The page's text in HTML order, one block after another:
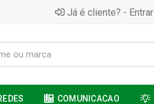
Já é cliente? - Entrar
COMUNICACAO